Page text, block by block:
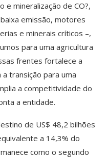
e mineralização de CO?,
emissão, motores
e minerais críticos –,
para uma agricultura
frentes fortalece a
transição para uma
a competitividade do
a entidade.
de US$ 48,2 bilhões
a 14,3% do
como o segundo